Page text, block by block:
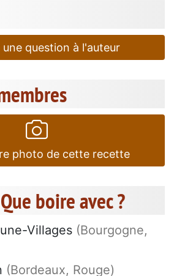
une question à l'auteur
photo de cette recette
boire avec ?
Villages (Bourgogne,
(Bordeaux, Rouge)